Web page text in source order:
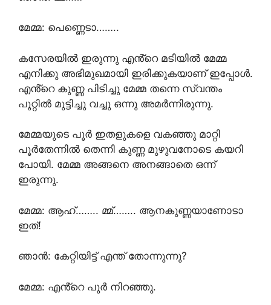
മേമ്മ: പെണ്ണെടാ……..
കസേരയിൽ ഇരുന്നു എൻ്റെ മടിയിൽ മേമ്മ
എനിക്കു അഭിമുഖമായി ഇരിക്കുകയാണ് ഇപ്പോൾ.
എൻ്റെ കുണ്ണ പിടിച്ചു മേമ്മ തന്നെ സ്വന്തം
പൂറ്റിൽ മുട്ടിച്ചു വച്ചു ഒന്നു അമർന്നിരുന്നു.
മേമ്മയുടെ പൂർ ഇതളുകളെ വകഞ്ഞു മാറ്റി
പൂർതേന്നിൽ തെന്നി കുണ്ണ മുഴുവനോടെ കയറി
പോയി. മേമ്മ അങ്ങനെ അനങ്ങാതെ ഒന്ന്
ഇരുന്നു.
മേമ്മ: ആഹ്…….. മ്മ്…….. ആനകുണ്ണയാണോടാ
ഇത്!
ഞാൻ: കേറ്റിയിട്ട് എന്ത് തോന്നുന്നു?
മേമ്മ: എൻ്റെ പൂർ നിറഞ്ഞു.